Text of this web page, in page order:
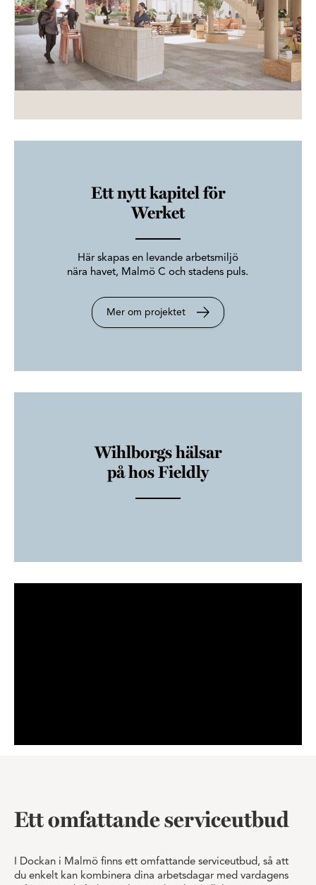
Ett nytt kapitel för
Werket
Här skapas en levande arbetsmiljö
nära havet, Malmö C och stadens puls.
Mer om projektet
Wihlborgs hälsar
på hos Fieldly
Ett omfattande serviceutbud
I Dockan i Malmö finns ett omfattande serviceutbud, så att
du enkelt kan kombinera dina arbetsdagar med vardagens